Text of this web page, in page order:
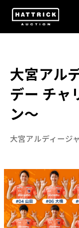
大宮アル
デー チャ
ン～
大宮アルディージャ